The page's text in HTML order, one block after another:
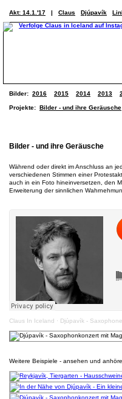
Akt: 14.1.'17 | Claus Djúpavík
Bilder: 2016 2015 2014 2013
Projekte: Bilder - und ihre Geräusche
Bilder - und ihre Geräusche
Während oder direkt im Anschluss an
verschiedenen Stimmen einer
auch in ein Foto hineinversetzen, den
Erweiterung der sinnlichen
Claus In Iceland · Djúpavík -
Weitere Beispiele - ansehen und